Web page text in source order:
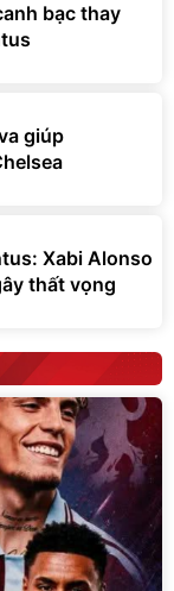
bạc thay
giúp
Xabi Alonso
thất vọng